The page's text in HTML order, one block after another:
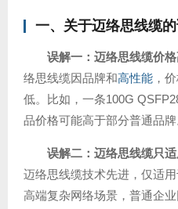
一、关于迈络思线缆
误解一：迈络思线缆价
络思线缆因品牌和高性能 ，
低。比如，一条100G
品价格可能高于部分普通品牌
误解二：迈络思线缆只
迈络思线缆技术先进，仅适
高端复杂网络场景，普通企